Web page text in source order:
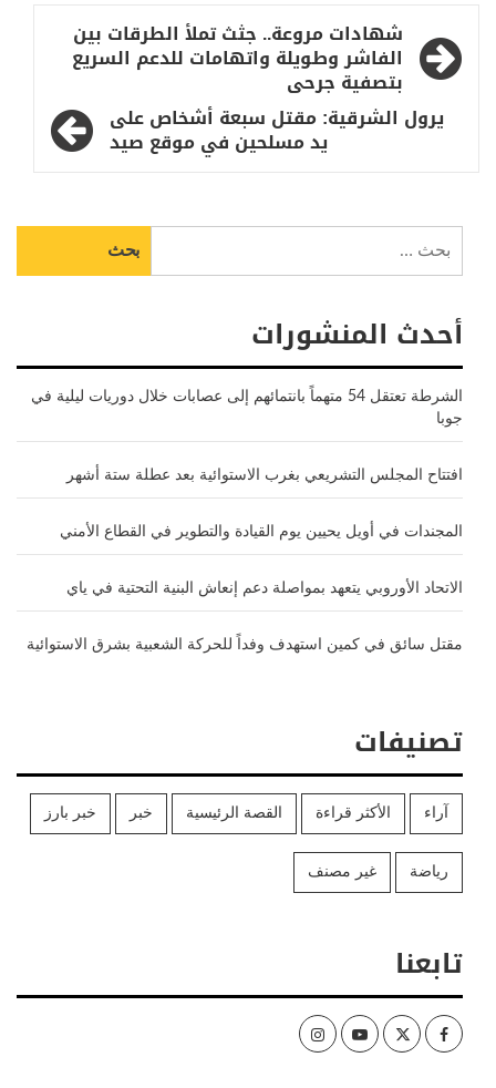
تصفّح
المقالات
شهادات مروعة.. جثث تملأ الطرقات بين
الفاشر وطويلة واتهامات للدعم السريع
بتصفية جرحى
يرول الشرقية: مقتل سبعة أشخاص على
يد مسلحين في موقع صيد
عن:
أحدث المنشورات
الشرطة تعتقل 54 متهماً بانتمائهم إلى عصابات خلال دوريات ليلية في
جوبا
افتتاح المجلس التشريعي بغرب الاستوائية بعد عطلة ستة أشهر
المجندات في أويل يحيين يوم القيادة والتطوير في القطاع الأمني
الاتحاد الأوروبي يتعهد بمواصلة دعم إنعاش البنية التحتية في ياي
مقتل سائق في كمين استهدف وفداً للحركة الشعبية بشرق الاستوائية
تصنيفات
آراء الأكثر قراءة القصة الرئيسية خبر خبر بارز
رياضة غير مصنف
تابعنا
Facebook
Twitter
Youtube
Instagram